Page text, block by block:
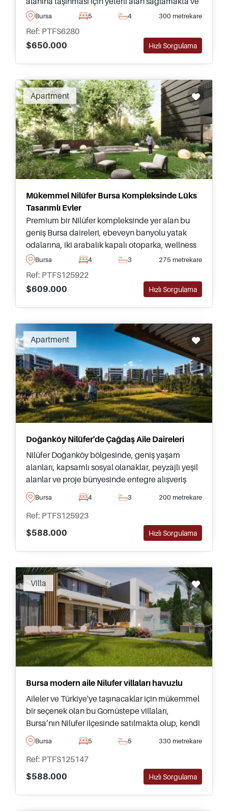
büyük yüzme havuzlu özel bir arsada yer
Bursa 5 4 300 metrekare
Ref: PTFS6280
$650.000
Hızlı Sorgulama
Apartment
Mükemmel Nilüfer Bursa Kompleksinde Lüks
Tasarımlı Evler
Premium bir Nilüfer kompleksinde yer alan bu
geniş Bursa daireleri, ebeveyn banyolu yatak
odalarına, iki arabalık kapalı otoparka, wellness
tesislerine ve günlük olanaklara mükemmel
Bursa 4 3 275 metrekare
Ref: PTFS125922
$609.000
Hızlı Sorgulama
Apartment
Recommended
Doğanköy Nilüfer'de Çağdaş Aile Daireleri
Nilüfer Doğanköy bölgesinde, geniş yaşam
alanları, kapsamlı sosyal olanaklar, peyzajlı yeşil
alanlar ve proje bünyesinde entegre alışveriş
alanına erişim sunan modern daireler.
Bursa 4 3 200 metrekare
Ref: PTFS125923
$588.000
Hızlı Sorgulama
Villa
Recommended
Bursa modern aile Nilufer villaları havuzlu
Aileler ve Türkiye'ye taşınacaklar için mükemmel
bir seçenek olan bu Gomüstepe villaları,
Bursa’nın Nilufer ilçesinde satılmakta olup, kendi
yüzme havuzları ve dışarıda zaman geçirmek için
bahçeleri bulunmaktadır.
Bursa 5 5 330 metrekare
Ref: PTFS125147
$588.000
Hızlı Sorgulama